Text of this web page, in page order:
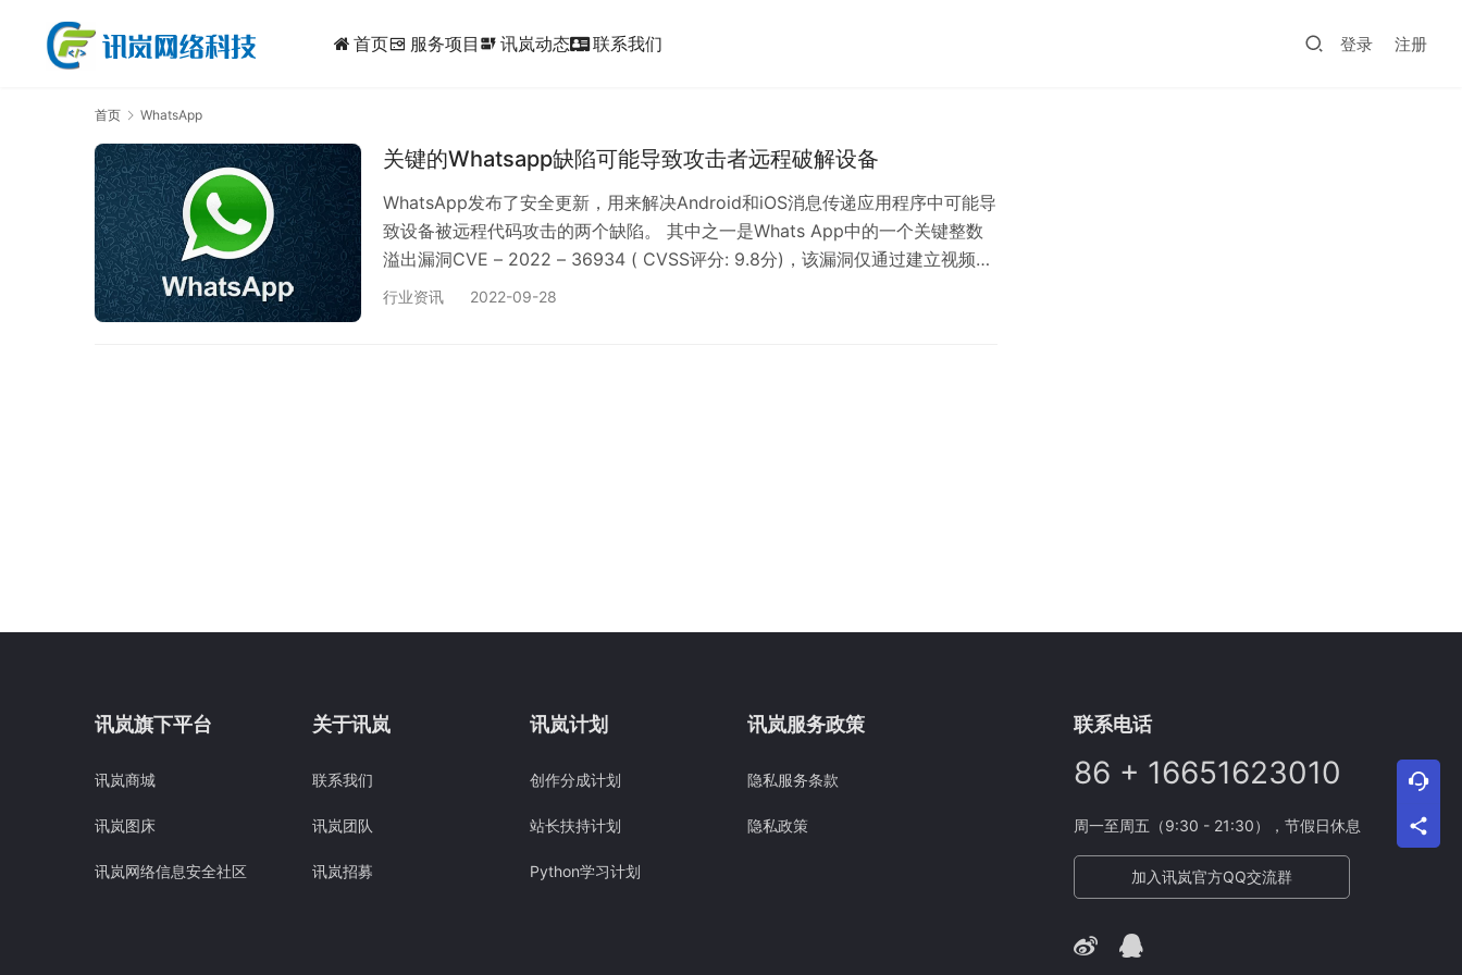
首页 服务项目 dynamic_form 讯岚动态 联系我们 登录 注册
首页 WhatsApp
关键的Whatsapp缺陷可能导致攻击者远程破解设备
WhatsApp发布了安全更新，用来解决Android和iOS消息传递应用程序中可能导
致设备被远程代码攻击的两个缺陷。 其中之一是Whats App中的一个关键整数
溢出漏洞CVE – 2022 – 36934 ( CVSS评分: 9.8分)，该漏洞仅通过建立视频通
话即可执行任意代码。 该问题影响了2.22 . 16.12版本之前的WhatsApp和
行业资讯 2022-09-28
讯岚旗下平台
讯岚商城
讯岚图床
讯岚网络信息安全社区
关于讯岚
联系我们
讯岚团队
讯岚招募
讯岚计划
创作分成计划
站长扶持计划
Python学习计划
讯岚服务政策
隐私服务条款
隐私政策
联系电话
86 + 16651623010
周一至周五（9:30 - 21:30），节假日休息
加入讯岚官方QQ交流群